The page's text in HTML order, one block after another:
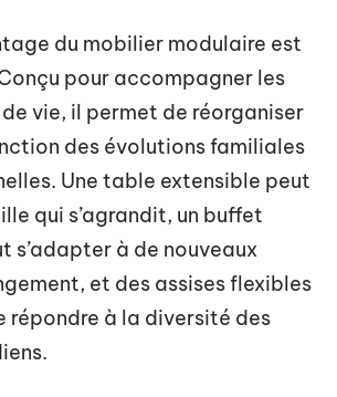
du mobilier modulaire est
pour accompagner les
vie, il permet de réorganiser
des évolutions familiales
Une table extensible peut
qui s’agrandit, un buffet
s’adapter à de nouveaux
et des assises flexibles
répondre à la diversité des